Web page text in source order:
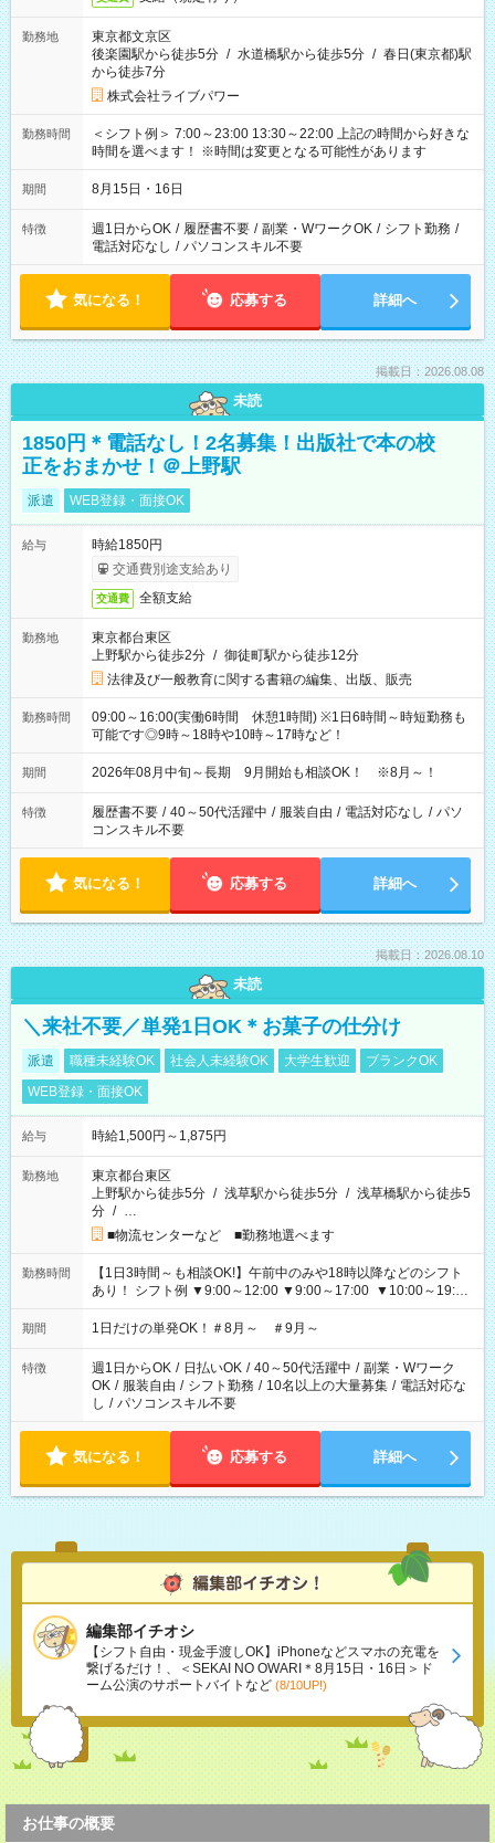
勤務地
東京都文京区
後楽園駅から徒歩5分 / 水道橋駅から徒歩5分 / 春日(東京都)駅
から徒歩7分
株式会社ライブパワー
勤務時間
＜シフト例＞ 7:00～23:00 13:30～22:00 上記の時間から好きな
時間を選べます！ ※時間は変更となる可能性があります
期間 8月15日・16日
特徴 週1日からOK / 履歴書不要 / 副業・WワークOK / シフト勤務 /
電話対応なし / パソコンスキル不要
気になる！ 応募する 詳細へ
掲載日：2026.08.08
未読
1850円＊電話なし！2名募集！出版社で本の校
正をおまかせ！＠上野駅
派遣 WEB登録・面接OK
給与
時給1850円
交通費別途支給あり
交通費 全額支給
勤務地
東京都台東区
上野駅から徒歩2分 / 御徒町駅から徒歩12分
法律及び一般教育に関する書籍の編集、出版、販売
勤務時間
09:00～16:00(実働6時間 休憩1時間) ※1日6時間～時短勤務も
可能です◎9時～18時や10時～17時など！
期間 2026年08月中旬～長期 9月開始も相談OK！ ※8月～！
特徴 履歴書不要 / 40～50代活躍中 / 服装自由 / 電話対応なし / パソ
コンスキル不要
気になる！ 応募する 詳細へ
掲載日：2026.08.10
未読
＼来社不要／単発1日OK＊お菓子の仕分け
派遣 職種未経験OK 社会人未経験OK 大学生歓迎
ブランクOK
WEB登録・面接OK
給与 時給1,500円～1,875円
勤務地
東京都台東区
上野駅から徒歩5分 / 浅草駅から徒歩5分 / 浅草橋駅から徒歩5
分 / …
■物流センターなど ■勤務地選べます
勤務時間
【1日3時間～も相談OK!】午前中のみや18時以降などのシフト
あり！ シフト例 ▼9:00～12:00 ▼9:00～17:00 ▼10:00～19:00
▼18:00～21:00
期間 1日だけの単発OK！＃8月～ ＃9月～
特徴 週1日からOK / 日払いOK / 40～50代活躍中 / 副業・Wワーク
OK / 服装自由 / シフト勤務 / 10名以上の大量募集 / 電話対応な
し / パソコンスキル不要
気になる！ 応募する 詳細へ
編集部イチオシ
【シフト自由・現金手渡しOK】iPhoneなどスマホの充電を
繋げるだけ！、＜SEKAI NO OWARI＊8月15日・16日＞ド
ーム公演のサポートバイトなど (8/10UP!)
お仕事の概要